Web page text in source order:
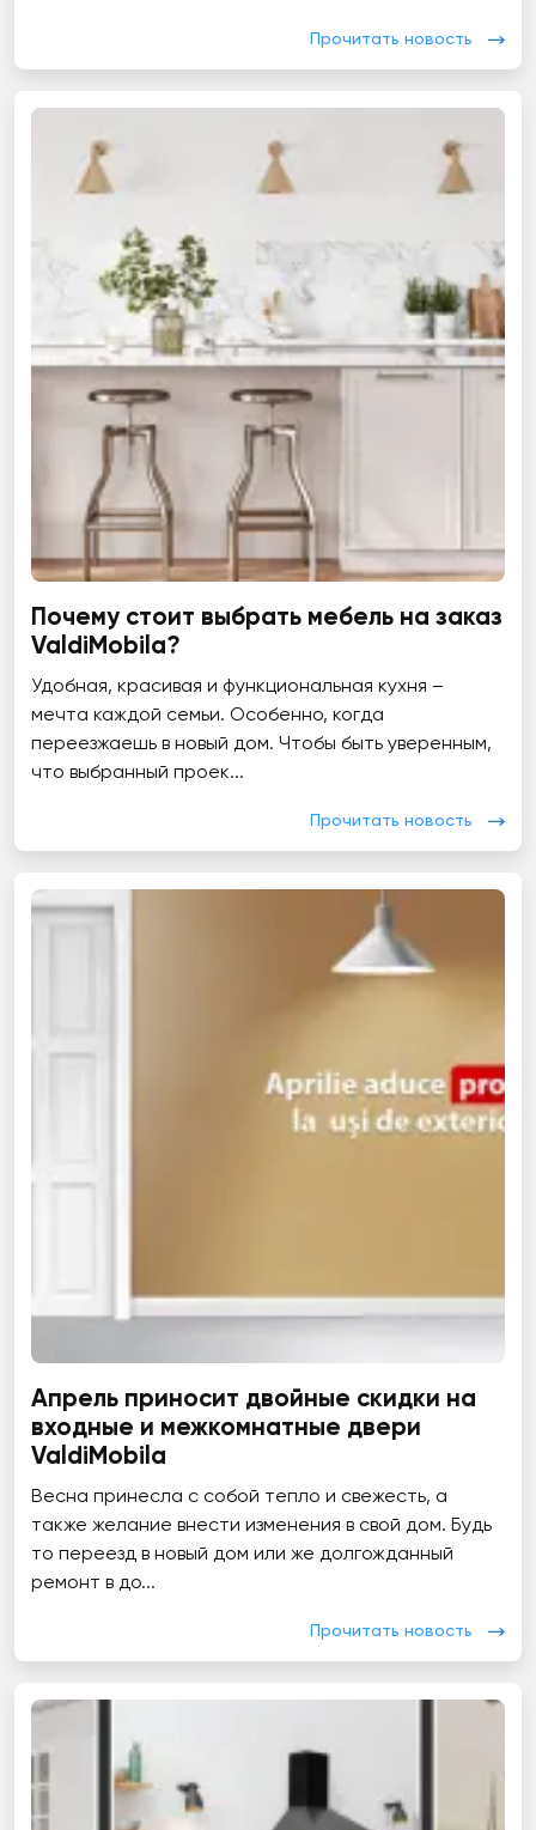
Прочитать новость
Почему стоит выбрать мебель на заказ
ValdiMobila?
Удобная, красивая и функциональная кухня –
мечта каждой семьи. Особенно, когда
переезжаешь в новый дом. Чтобы быть уверенным,
что выбранный проек...
Прочитать новость
Апрель приносит двойные скидки на
входные и межкомнатные двери
ValdiMobila
Весна принесла с собой тепло и свежесть, а
также желание внести изменения в свой дом. Будь
то переезд в новый дом или же долгожданный
ремонт в до...
Прочитать новость